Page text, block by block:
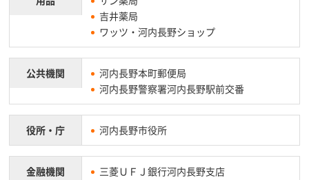
吉井薬局
ワッツ・河内長野ショップ
公共機関
河内長野本町郵便局
河内長野警察署河内長野駅前交番
役所・庁 河内長野市役所
金融機関 三菱ＵＦＪ銀行河内長野支店